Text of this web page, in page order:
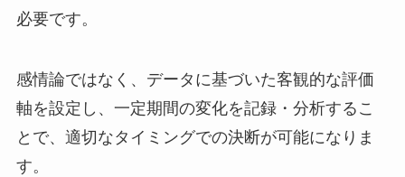
必要です。
感情論ではなく、データに基づいた客観的な評価
軸を設定し、一定期間の変化を記録・分析するこ
とで、適切なタイミングでの決断が可能になりま
す。